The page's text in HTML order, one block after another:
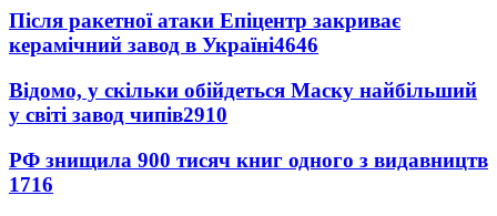
Після ракетної атаки Епіцентр закриває
керамічний завод в Україні4646
Відомо, у скільки обійдеться Маску найбільший
у світі завод чипів2910
РФ знищила 900 тисяч книг одного з видавництв
1716